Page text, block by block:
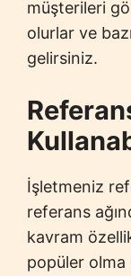
müşterileri
olurlar ve
gelirsiniz.
İşletmeniz
referans
kavram
popüler olma